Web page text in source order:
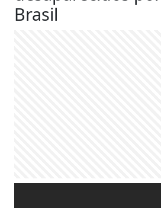
Brasil